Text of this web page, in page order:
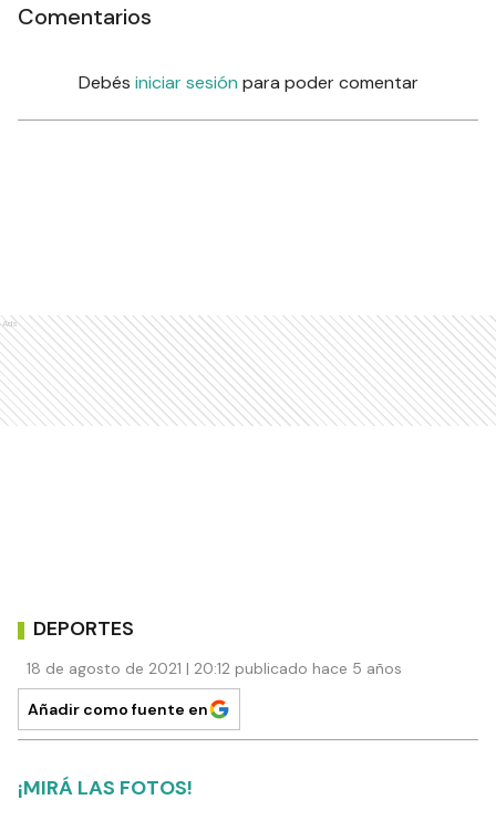
Comentarios
Debés iniciar sesión para poder comentar
Ads
DEPORTES
18 de agosto de 2021 | 20:12 publicado hace 5 años
Añadir como fuente en
¡MIRÁ LAS FOTOS!